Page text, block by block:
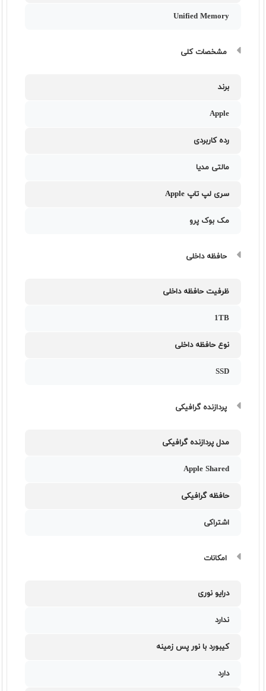
Unified Memory
مشخصات کلی
برند
Apple
رده کاربردی
مالتی مدیا
سری لپ تاپ Apple
مک بوک پرو
حافظه داخلی
ظرفیت حافظه داخلی
1TB
نوع حافظه داخلی
SSD
پردازنده گرافیکی
مدل پردازنده گرافیکی
Apple Shared
حافظه گرافیکی
اشتراکی
امکانات
درایو نوری
ندارد
کیبورد با نور پس زمینه
دارد